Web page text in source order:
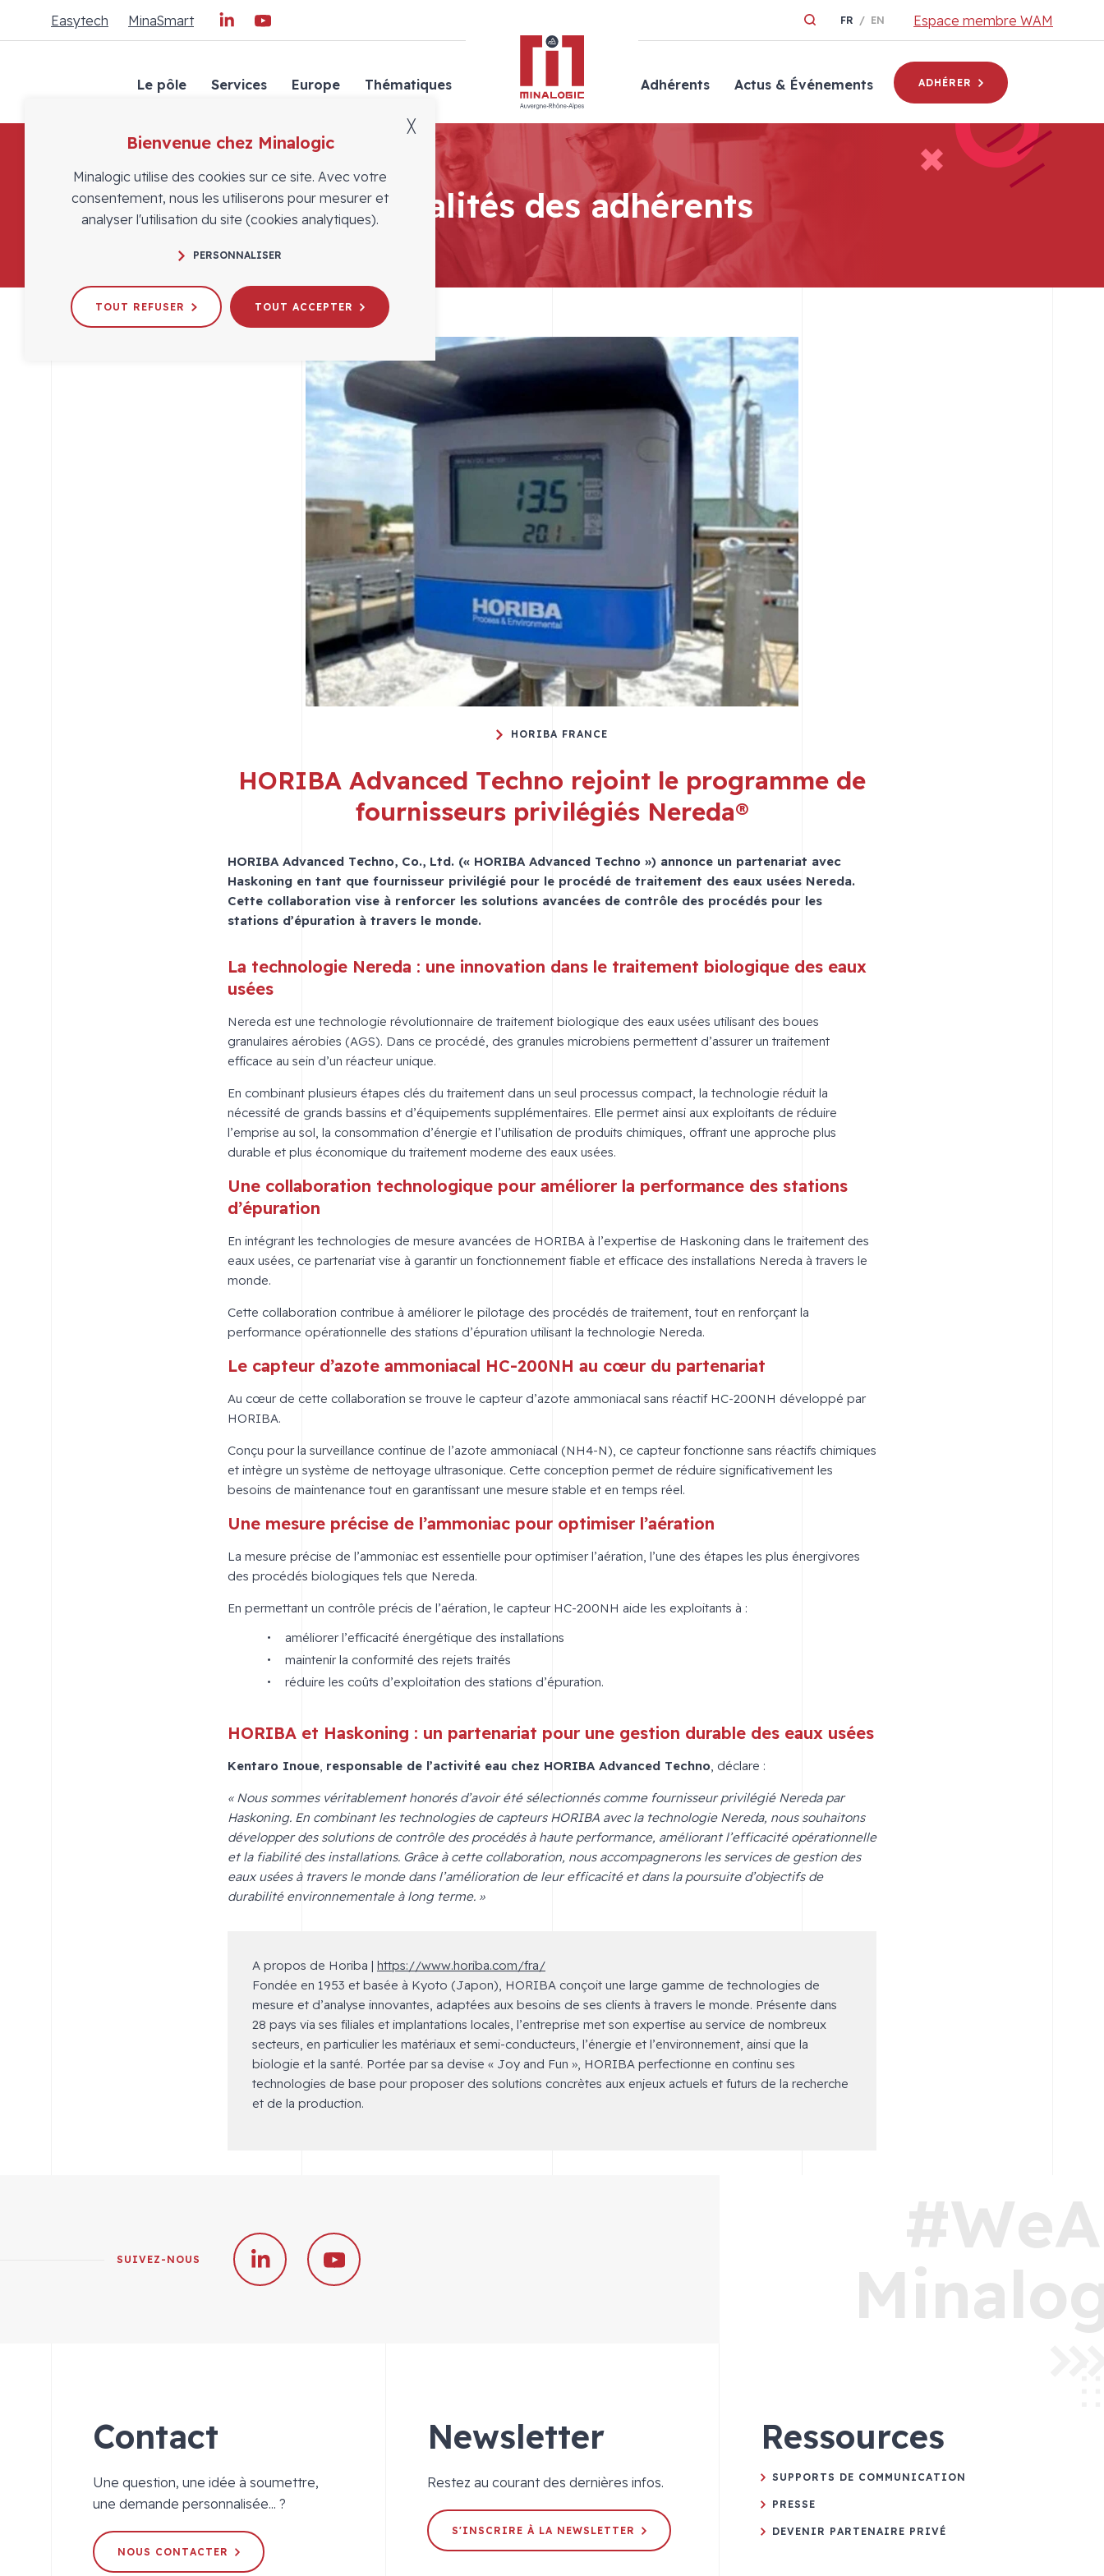
FR EN Espace membre WAM
Easytech MinaSmart
Le pôle Services Europe Thématiques Adhérents Actus & Événements ADHÉRER
Minalogic
Actualités des adhérents
HORIBA FRANCE
HORIBA Advanced Techno rejoint le programme de
fournisseurs privilégiés Nereda®
HORIBA Advanced Techno, Co., Ltd. (« HORIBA Advanced Techno ») annonce un partenariat avec
Haskoning en tant que fournisseur privilégié pour le procédé de traitement des eaux usées Nereda.
Cette collaboration vise à renforcer les solutions avancées de contrôle des procédés pour les
stations d’épuration à travers le monde.
La technologie Nereda : une innovation dans le traitement biologique des eaux
usées
Nereda est une technologie révolutionnaire de traitement biologique des eaux usées utilisant des boues
granulaires aérobies (AGS). Dans ce procédé, des granules microbiens permettent d’assurer un traitement
efficace au sein d’un réacteur unique.
En combinant plusieurs étapes clés du traitement dans un seul processus compact, la technologie réduit la
nécessité de grands bassins et d’équipements supplémentaires. Elle permet ainsi aux exploitants de réduire
l’emprise au sol, la consommation d’énergie et l’utilisation de produits chimiques, offrant une approche plus
durable et plus économique du traitement moderne des eaux usées.
Une collaboration technologique pour améliorer la performance des stations
d’épuration
En intégrant les technologies de mesure avancées de HORIBA à l’expertise de Haskoning dans le traitement des
eaux usées, ce partenariat vise à garantir un fonctionnement fiable et efficace des installations Nereda à travers le
monde.
Cette collaboration contribue à améliorer le pilotage des procédés de traitement, tout en renforçant la
performance opérationnelle des stations d’épuration utilisant la technologie Nereda.
Le capteur d’azote ammoniacal HC-200NH au cœur du partenariat
Au cœur de cette collaboration se trouve le capteur d’azote ammoniacal sans réactif HC-200NH développé par
HORIBA.
Conçu pour la surveillance continue de l’azote ammoniacal (NH4-N), ce capteur fonctionne sans réactifs chimiques
et intègre un système de nettoyage ultrasonique. Cette conception permet de réduire significativement les
besoins de maintenance tout en garantissant une mesure stable et en temps réel.
Une mesure précise de l’ammoniac pour optimiser l’aération
La mesure précise de l’ammoniac est essentielle pour optimiser l’aération, l’une des étapes les plus énergivores
des procédés biologiques tels que Nereda.
En permettant un contrôle précis de l’aération, le capteur HC-200NH aide les exploitants à :
améliorer l’efficacité énergétique des installations
maintenir la conformité des rejets traités
réduire les coûts d’exploitation des stations d’épuration.
HORIBA et Haskoning : un partenariat pour une gestion durable des eaux usées
Kentaro Inoue, responsable de l’activité eau chez HORIBA Advanced Techno, déclare :
« Nous sommes véritablement honorés d’avoir été sélectionnés comme fournisseur privilégié Nereda par
Haskoning. En combinant les technologies de capteurs HORIBA avec la technologie Nereda, nous souhaitons
développer des solutions de contrôle des procédés à haute performance, améliorant l’efficacité opérationnelle
et la fiabilité des installations. Grâce à cette collaboration, nous accompagnerons les services de gestion des
eaux usées à travers le monde dans l’amélioration de leur efficacité et dans la poursuite d’objectifs de
durabilité environnementale à long terme. »
A propos de Horiba | https://www.horiba.com/fra/
Fondée en 1953 et basée à Kyoto (Japon), HORIBA conçoit une large gamme de technologies de
mesure et d’analyse innovantes, adaptées aux besoins de ses clients à travers le monde. Présente dans
28 pays via ses filiales et implantations locales, l’entreprise met son expertise au service de nombreux
secteurs, en particulier les matériaux et semi-conducteurs, l’énergie et l’environnement, ainsi que la
biologie et la santé. Portée par sa devise « Joy and Fun », HORIBA perfectionne en continu ses
technologies de base pour proposer des solutions concrètes aux enjeux actuels et futurs de la recherche
et de la production.
SUIVEZ-NOUS
Contact
Une question, une idée à soumettre,
une demande personnalisée... ?
NOUS CONTACTER
Newsletter
Restez au courant des dernières infos.
S'INSCRIRE À LA NEWSLETTER
Ressources
SUPPORTS DE COMMUNICATION
PRESSE
DEVENIR PARTENAIRE PRIVÉ
Bienvenue chez Minalogic
Minalogic utilise des cookies sur ce site. Avec votre
consentement, nous les utiliserons pour mesurer et
analyser l'utilisation du site (cookies analytiques).
PERSONNALISER
TOUT REFUSER TOUT ACCEPTER
╳